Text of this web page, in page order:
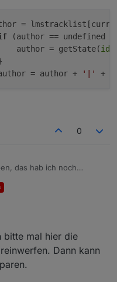
=
(author == undefined
author = getState(
id
= author +
'|' +
0
das hab ich noch
Datenpunkt-Pfad ist
schlicht nicht.
mein "undefined".
getState(id +
nicht klappen, author
und kann nnicht
author =
if (author
bitte mal hier die
Dann kann